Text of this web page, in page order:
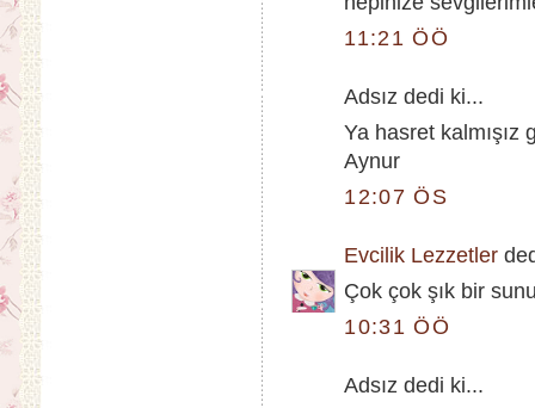
11:21 ÖÖ
Adsız dedi ki...
Ya hasret kalmışız
Aynur
12:07 ÖS
Evcilik Lezzetler
Çok çok şık bir
10:31 ÖÖ
Adsız dedi ki...